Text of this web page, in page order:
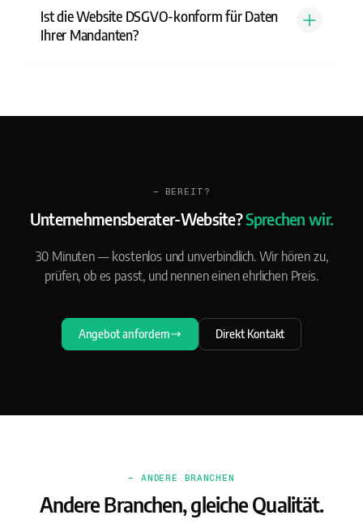
Ist die Website DSGVO-konform für Daten
Ihrer Mandanten?
— BEREIT?
Unternehmensberater-Website?Sprechen wir.
30 Minuten — kostenlos und unverbindlich. Wir hören zu,
prüfen, ob es passt, und nennen einen ehrlichen Preis.
Angebot anfordern Direkt Kontakt
— ANDERE BRANCHEN
Andere Branchen, gleiche Qualität.